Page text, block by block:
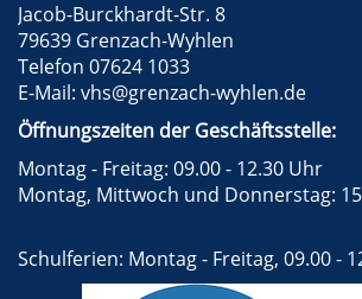
Jacob-Burckhardt-Str. 8
79639 Grenzach-Wyhlen
Telefon 07624 1033
E-Mail: vhs@grenzach-wyhlen.de
Öffnungszeiten der Geschäftsstelle:
Montag - Freitag: 09.00 - 12.30 Uhr
Montag, Mittwoch und Donnerstag:
Schulferien: Montag - Freitag, 09.00 -